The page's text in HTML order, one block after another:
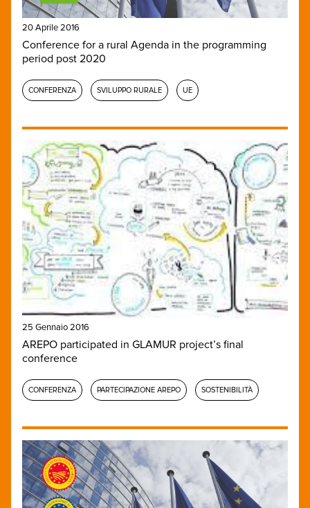
20 Aprile 2016
Conference for a rural Agenda in the programming
period post 2020
CONFERENZA SVILUPPO RURALE UE
25 Gennaio 2016
AREPO participated in GLAMUR project’s final
conference
CONFERENZA PARTECIPAZIONE AREPO SOSTENIBILITÀ